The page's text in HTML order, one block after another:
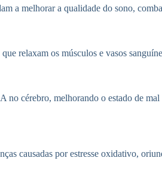
a melhorar a qualidade do sono,
relaxam os músculos e vasos
cérebro, melhorando o estado de
causadas por estresse oxidativo,